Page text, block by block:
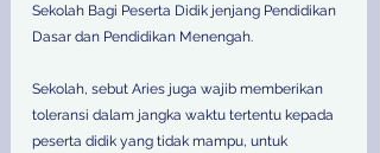
Sekolah Bagi Peserta Didik jenjang Pendidikan
Dasar dan Pendidikan Menengah.
Sekolah, sebut Aries juga wajib memberikan
toleransi dalam jangka waktu tertentu kepada
peserta didik yang tidak mampu, untuk